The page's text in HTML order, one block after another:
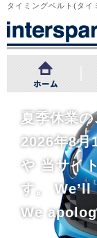
タイミングベルト(タイ
夏季休業
2026年8月
や 当サイ
す。
We